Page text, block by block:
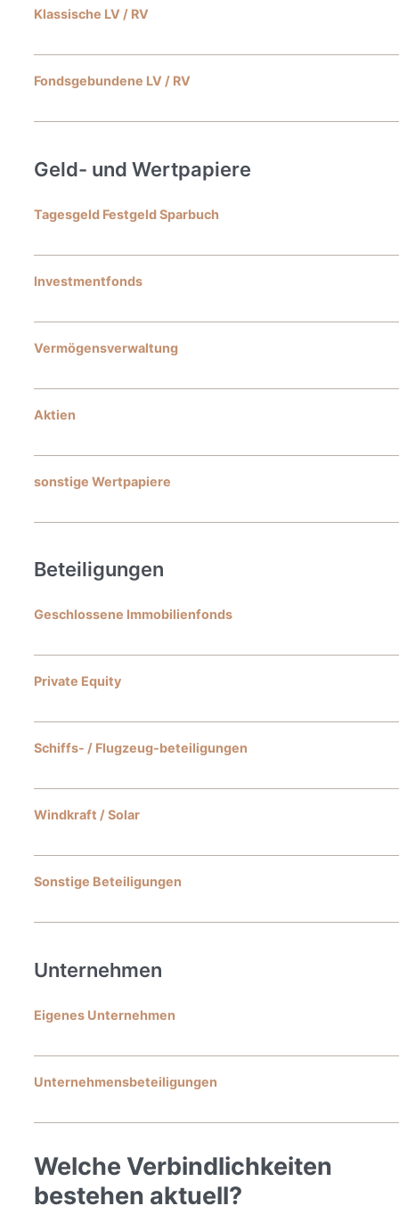
Klassische LV / RV
Fondsgebundene LV / RV
Geld- und Wertpapiere
Tagesgeld Festgeld Sparbuch
Investmentfonds
Vermögensverwaltung
Aktien
sonstige Wertpapiere
Beteiligungen
Geschlossene Immobilienfonds
Private Equity
Schiffs- / Flugzeug-beteiligungen
Windkraft / Solar
Sonstige Beteiligungen
Unternehmen
Eigenes Unternehmen
Unternehmensbeteiligungen
Welche Verbindlichkeiten
bestehen aktuell?